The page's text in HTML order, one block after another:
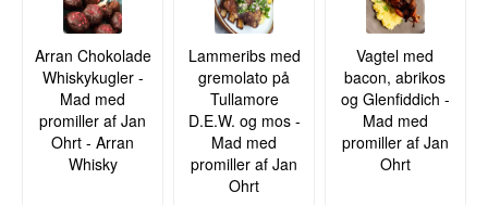
Arran Chokolade
Whiskykugler -
Mad med
promiller af Jan
Ohrt - Arran
Whisky
Lammeribs med
gremolato på
Tullamore
D.E.W. og mos -
Mad med
promiller af Jan
Ohrt
Vagtel med
bacon, abrikos
og Glenfiddich -
Mad med
promiller af Jan
Ohrt